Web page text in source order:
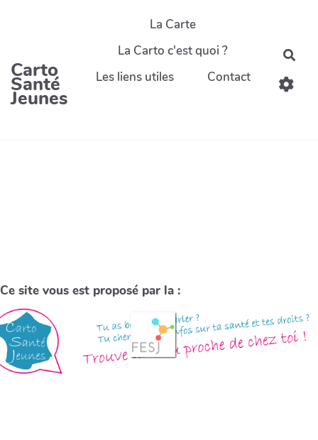
Carto
Santé
Jeunes
La Carte
La Carto c'est quoi ?
Les liens utiles
Contact
Ce site vous est proposé par la :